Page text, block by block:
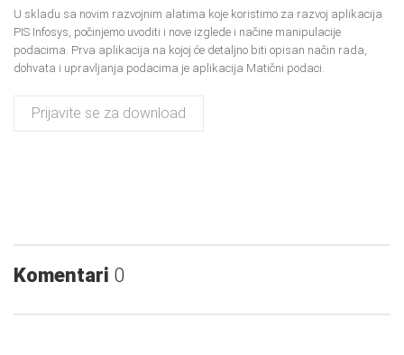
U skladu sa novim razvojnim alatima koje koristimo za razvoj aplikacija
PIS Infosys, počinjemo uvoditi i nove izglede i načine manipulacije
podacima. Prva aplikacija na kojoj će detaljno biti opisan način rada,
dohvata i upravljanja podacima je aplikacija Matični podaci.
Prijavite se za download
Komentari 0